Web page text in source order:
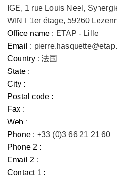
IGE, 1 rue Louis Neel,
WINT 1er étage, 59260
Office name : ETAP - Lille
Email :
Country : 法国
State :
City :
Postal code :
Fax :
Web :
Phone : +33 (0)3 66 21 21 60
Phone 2 :
Email 2 :
Contact 1 :